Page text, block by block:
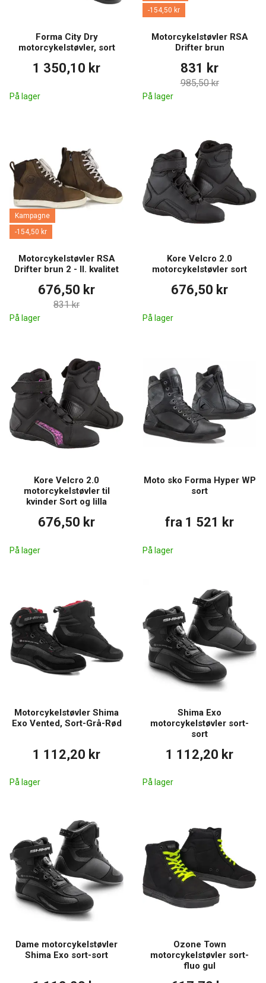
Forma City Dry
motorcykelstøvler, sort
1 350,10 kr
På lager
-154,50 kr
Motorcykelstøvler RSA
Drifter brun
831 kr
985,50 kr
På lager
Kampagne
-154,50 kr
Motorcykelstøvler RSA
Drifter brun 2 - II. kvalitet
676,50 kr
831 kr
På lager
Kore Velcro 2.0
motorcykelstøvler sort
676,50 kr
På lager
Kore Velcro 2.0
motorcykelstøvler til
kvinder Sort og lilla
676,50 kr
På lager
Moto sko Forma Hyper WP
sort
fra 1 521 kr
På lager
Motorcykelstøvler Shima
Exo Vented, Sort-Grå-Rød
1 112,20 kr
På lager
Shima Exo
motorcykelstøvler sort-
sort
1 112,20 kr
På lager
Dame motorcykelstøvler
Shima Exo sort-sort
Ozone Town
motorcykelstøvler sort-
fluo gul